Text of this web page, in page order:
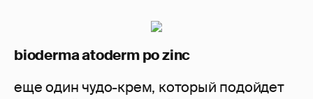
bioderma atoderm po zinc
еще один чудо-крем, который подойдет